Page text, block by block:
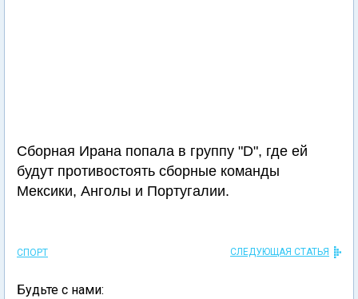
Сборная Ирана попала в группу "D", где ей
будут противостоять сборные команды
Мексики, Анголы и Португалии.
СПОРТ СЛЕДУЮЩАЯ СТАТЬЯ
Будьте с нами: